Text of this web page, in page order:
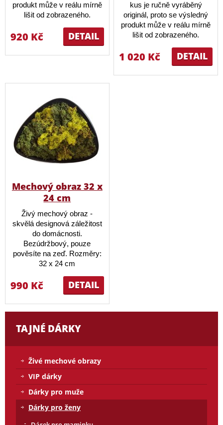
produkt může v reálu mírně
lišit od zobrazeného.
DETAIL
920 Kč
kus je ručně vyráběný
originál, proto se výsledný
produkt může v reálu mírně
lišit od zobrazeného.
DETAIL
1 020 Kč
Mechový obraz 32 x
24 cm
Živý mechový obraz -
skvělá designová záležitost
do domácnosti.
Bezúdržbový, pouze
pověsíte na zeď. Rozměry:
32 x 24 cm
DETAIL
990 Kč
TAJNÉ DÁRKY
Živé mechové obrazy
VIP dárky
Dárky pro muže
Dárky pro ženy